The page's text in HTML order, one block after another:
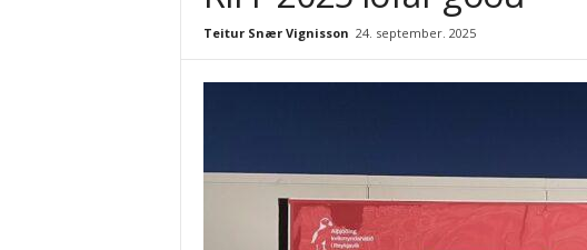
t
Teitur Snær Vignisson 24. september. 2025